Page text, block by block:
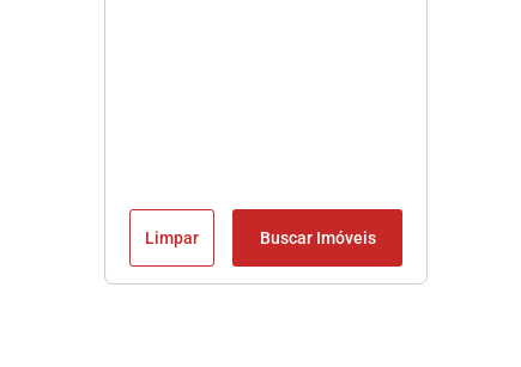
Limpar Buscar Imóveis